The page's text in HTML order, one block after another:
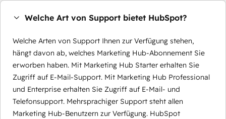
Welche Art von Support bietet HubSpot?
Welche Arten von Support Ihnen zur Verfügung stehen,
hängt davon ab, welches Marketing Hub-Abonnement Sie
erworben haben. Mit Marketing Hub Starter erhalten Sie
Zugriff auf E-Mail-Support. Mit Marketing Hub Professional
und Enterprise erhalten Sie Zugriff auf E-Mail- und
Telefonsupport. Mehrsprachiger Support steht allen
Marketing Hub-Benutzern zur Verfügung. HubSpot